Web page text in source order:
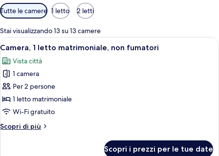
Filtri
disponibili
per
le
camere
Tutte le camere 1 letto 2 letti
Stai visualizzando 13 su 13 camere
Apri
tutte
le
foto
per
Camera,
1
matrimoniale,
Una piscina con lettini e ombrelloni,
13
Camera, 1 letto matrimoniale, non fumatori
Vista città
1 camera
Per 2 persone
1 letto matrimoniale
Wi-Fi gratuito
Scopri di più
Altri
Scopri i prezzi per le tue date